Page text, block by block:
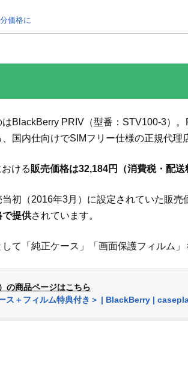
価格に
BlackBerry PRIV（型番：STV100-3）
国内仕向けでSIMフリー仕様の正規代理
ける販売価格は32,184円（消費税・配送
初（2016年3月）に設定されていた販売
で提供されています。
て「純正ケース」「画面保護フィルム」
商品ページはこちら
ス＋フィルム特典付き＞ | BlackBerry |